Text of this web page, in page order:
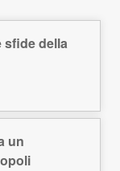
sfide della
un